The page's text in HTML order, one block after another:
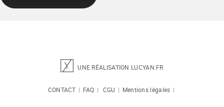
UNE RÉALISATION LUCYAN.FR
CONTACT | FAQ | CGU | Mentions légales |